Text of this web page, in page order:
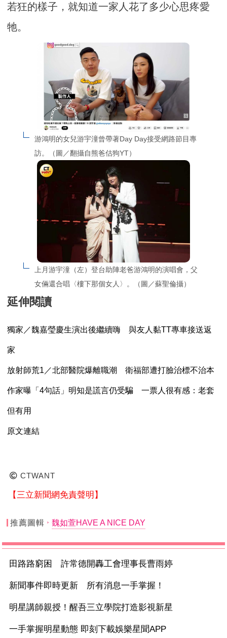
若狂的樣子，就知道一家人花了多少心思疼愛
牠。
游鴻明的女兒游宇潼曾帶著Day Day接受網路節目專
訪。（圖／翻攝自熊爸估狗YT）
上月游宇潼（左）登台助陣老爸游鴻明的演唱會，父
女倆還合唱〈樓下那個女人〉。（圖／蘇聖倫攝）
延伸閱讀
獨家／魏嘉瑩慶生演出後繼續嗨 與友人黏TT專車接送返
家
放射師荒1／北部醫院爆離職潮 衛福部遭打臉治標不治本
作家曝「4句話」明知是謊言仍受騙 一票人很有感：老套
但有用
原文連結
CTWANT
【三立新聞網免責聲明】
推薦圖輯 魏如萱HAVE A NICE DAY
田路路窮困 許常德開轟工會理事長曹雨婷
新聞事件即時更新 所有消息一手掌握！
明星講師親授！醒吾三立學院打造影視新星
一手掌握明星動態 即刻下載娛樂星聞APP